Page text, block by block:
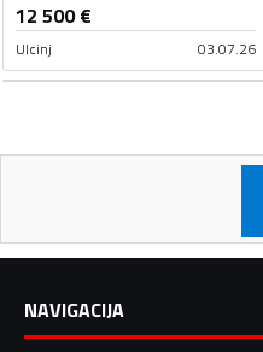
12 500€
Ulcinj 03.07.26
NAVIGACIJA